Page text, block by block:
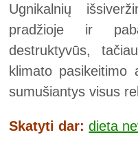
Ugnikalnių
pradžioje ir
destruktyvūs,
klimato pasikeitimo
sumušiantys visus
Skatyti dar:dieta